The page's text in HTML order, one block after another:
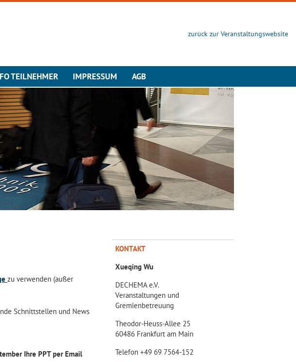
zurück zur Veranstaltungswebsite
TEILNEHMER IMPRESSUM AGB
zu verwenden (außer
Schnittstellen und News
Ihre PPT per Email
KONTAKT
Xueqing Wu
DECHEMA e.V.
Veranstaltungen und
Gremienbetreuung
Theodor-Heuss-Allee 25
60486 Frankfurt am Main
Telefon +49 69 7564-152